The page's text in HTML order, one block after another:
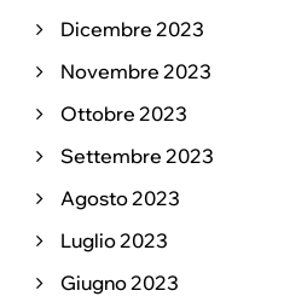
Dicembre 2023
Novembre 2023
Ottobre 2023
Settembre 2023
Agosto 2023
Luglio 2023
Giugno 2023